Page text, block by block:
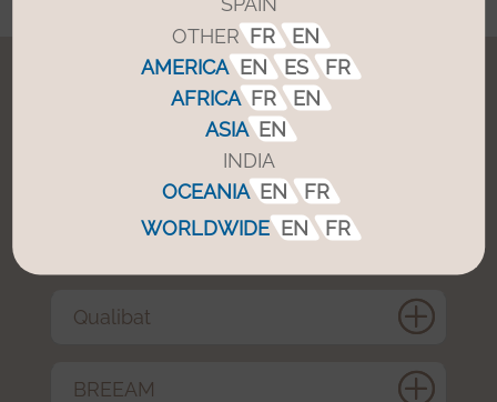
Garantierte Standards
Origine France Garantie
Qualibat
BREEAM
OTHER FR
EN
AMERICA EN ES
FR
AFRICA FR
EN
ASIA EN
INDIA
OCEANIA EN
FR
WORLDWIDE EN FR